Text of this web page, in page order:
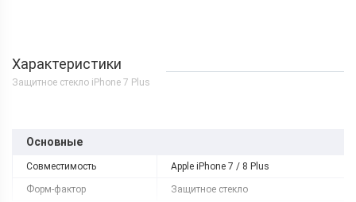
Характеристики
Защитное стекло iPhone 7 Plus
Основные
Совместимость Apple iPhone 7 / 8 Plus
Форм-фактор Защитное стекло